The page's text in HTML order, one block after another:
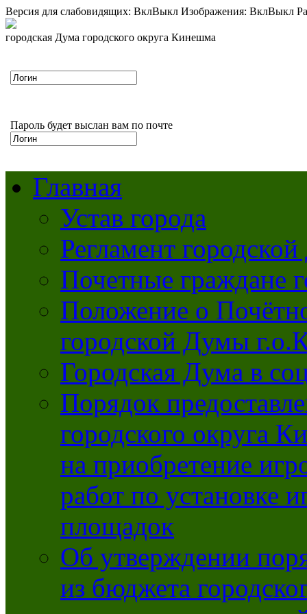
Версия для слабовидящих: ВклВыкл Изображения: ВклВыкл
городская Дума городского округа Кинешма
Пароль будет выслан вам по почте
Главная
Устав города
Регламент
Почетные граждане
Положение о
городской Думы
Городская Дума в
Порядок
городского округа
на приобретение
работ по установке
площадок
Об утверждении
из бюджета